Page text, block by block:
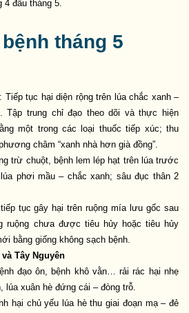
4 đầu tháng 5.
tháng 5
tục hại diện rộng trên lúa chắc xanh –
Tập trung chỉ đạo theo dõi và thực hiện
một trong các loại thuốc tiếp xúc; thu
châm “xanh nhà hơn già đồng”.
trừ chuột, bệnh lem lép hạt trên lúa trước
phơi mầu – chắc xanh; sâu đục thân 2
tục gây hại trên ruộng mía lưu gốc sau
ruộng chưa được tiêu hủy hoặc tiêu hủy
bằng giống không sạch bệnh.
Tây Nguyên
đạo ôn, bệnh khô vằn… rải rác hại nhẹ
lúa xuân hè đứng cái – đòng trỗ.
hại chủ yếu lúa hè thu giai đoạn mạ – đẻ